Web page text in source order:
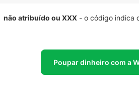
não atribuído ou XXX - o código indica
Poupar dinheiro com a